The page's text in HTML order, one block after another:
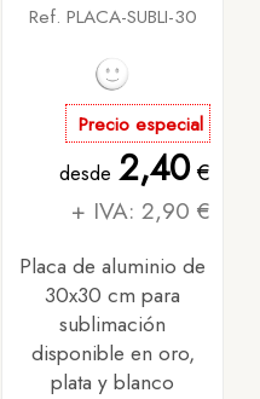
Ref. PLACA-SUBLI-30
Precio especial
desde 2,40€
+ IVA: 2,90 €
Placa de aluminio de
30x30 cm para
sublimación
disponible en oro,
plata y blanco